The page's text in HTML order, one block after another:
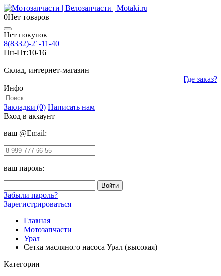
0Нет товаров
Нет покупок
8(8332)-21-11-40
Пн-Пт:10-16
Склад, интернет-магазин
Где заказ?
Инфо
Закладки (0) Написать нам
Вход в аккаунт
ваш @Email:
ваш пароль:
Забыли пароль?
Зарегистрироваться
Главная
Мотозапчасти
Урал
Сетка масляного насоса Урал (высокая)
Категории